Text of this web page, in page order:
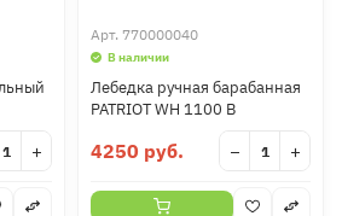
+
Арт. 770000040
В наличии
Лебедка ручная барабанная
PATRIOT WH 1100 B
4250 руб. − +